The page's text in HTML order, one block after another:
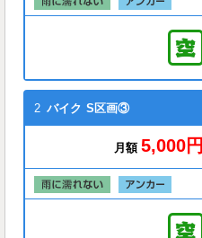
2 バイク S区画③
月額 5,000円